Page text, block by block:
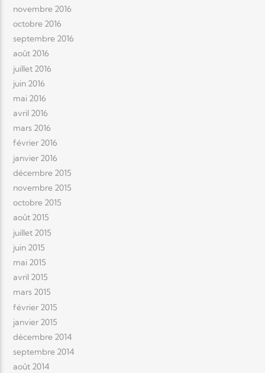
novembre 2016
octobre 2016
septembre 2016
août 2016
juillet 2016
juin 2016
mai 2016
avril 2016
mars 2016
février 2016
janvier 2016
décembre 2015
novembre 2015
octobre 2015
août 2015
juillet 2015
juin 2015
mai 2015
avril 2015
mars 2015
février 2015
janvier 2015
décembre 2014
septembre 2014
août 2014